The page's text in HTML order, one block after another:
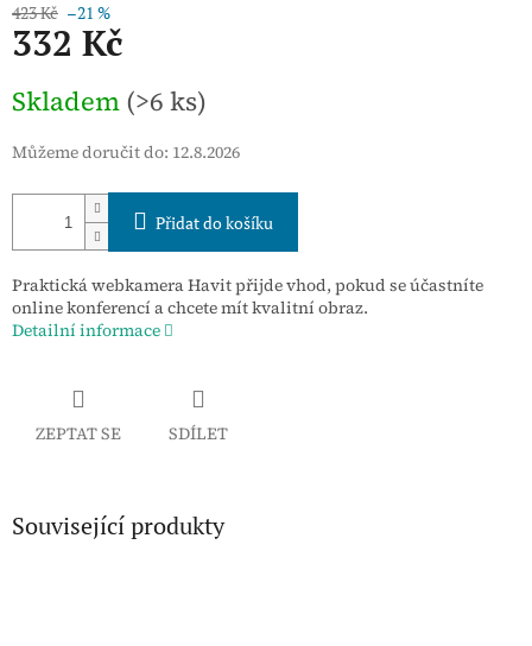
423 Kč –21 %
332 Kč
cena:
Skladem (>6 ks)
Můžeme doručit do: 12.8.2026
Přidat do košíku
Praktická webkamera Havit přijde vhod, pokud se účastníte
online konferencí a chcete mít kvalitní obraz.
Detailní informace
ZEPTAT SE SDÍLET
Související produkty